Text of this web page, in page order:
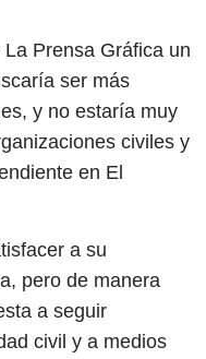
Prensa Gráfica un
ser más
y no estaría muy
civiles y
en El
a su
pero de manera
a seguir
civil y a medios